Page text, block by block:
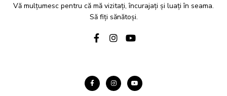
Vă mulțumesc pentru că mă vizitați, încurajați și luați în seama.
Să fiți sănătoși.